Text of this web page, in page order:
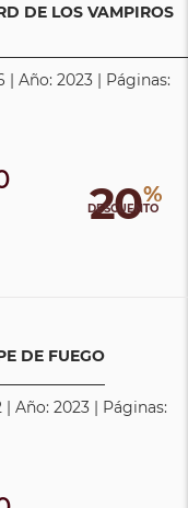
DE LOS VAMPIROS
| Año: 2023 | Páginas:
20%
DESCUENTO
DE FUEGO
Año: 2023 | Páginas: